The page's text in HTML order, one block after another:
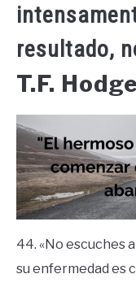
resultado,
T.F.
44. «No escuches
su enfermedad es